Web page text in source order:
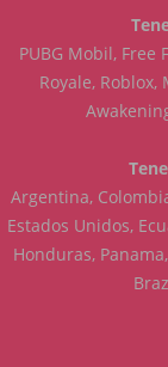
PUBG Mobil, Free
Royale, Roblox,
Argentina,
Estados Unidos,
Honduras,